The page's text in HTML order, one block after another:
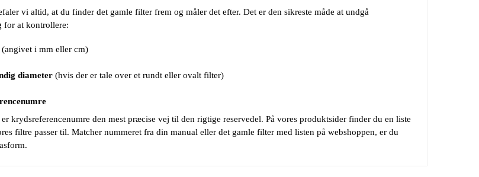
vi altid, at du finder det gamle filter frem og måler det efter. Det er den sikreste måde at undgå
for at kontrollere:
i mm eller cm)
diameter(hvis der er tale over et rundt eller ovalt filter)
krydsreferencenumre den mest præcise vej til den rigtige reservedel. På vores produktsider finder du en liste
filtre passer til. Matcher nummeret fra din manual eller det gamle filter med listen på webshoppen, er du